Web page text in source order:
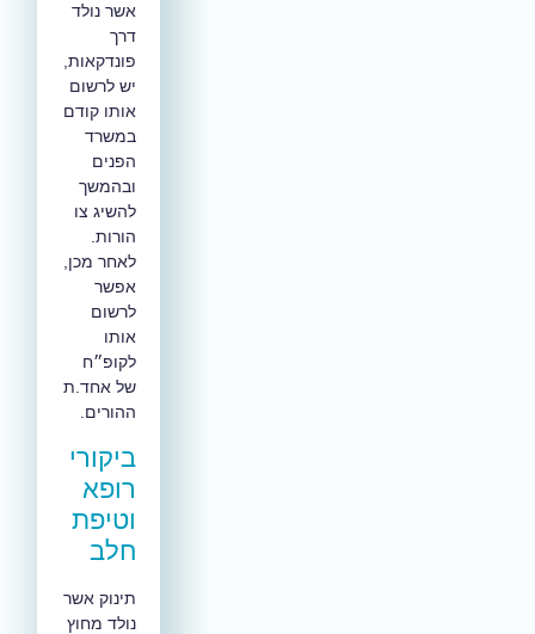
אשר נולד
דרך
פונדקאות,
יש לרשום
אותו קודם
במשרד
הפנים
ובהמשך
להשיג צו
הורות.
לאחר מכן,
אפשר
לרשום
אותו
לקופ״ח
של אחד.ת
ההורים.
ביקורי
רופא
וטיפת
חלב
תינוק אשר
נולד מחוץ